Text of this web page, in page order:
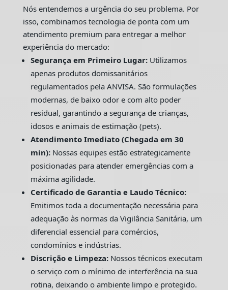
Nós entendemos a urgência do seu problema. Por
isso, combinamos tecnologia de ponta com um
atendimento premium para entregar a melhor
experiência do mercado:
Segurança em Primeiro Lugar:Utilizamos
apenas produtos domissanitários
regulamentados pela ANVISA. São formulações
modernas, de baixo odor e com alto poder
residual, garantindo a segurança de crianças,
idosos e animais de estimação (pets).
Atendimento Imediato (Chegada em 30
min):Nossas equipes estão estrategicamente
posicionadas para atender emergências com a
máxima agilidade.
Certificado de Garantia e Laudo Técnico:
Emitimos toda a documentação necessária para
adequação às normas da Vigilância Sanitária, um
diferencial essencial para comércios,
condomínios e indústrias.
Discrição e Limpeza:Nossos técnicos executam
o serviço com o mínimo de interferência na sua
rotina, deixando o ambiente limpo e protegido.